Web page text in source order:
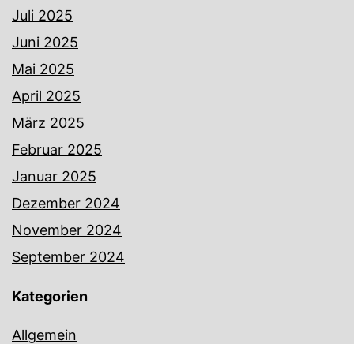
Juli 2025
Juni 2025
Mai 2025
April 2025
März 2025
Februar 2025
Januar 2025
Dezember 2024
November 2024
September 2024
Kategorien
Allgemein